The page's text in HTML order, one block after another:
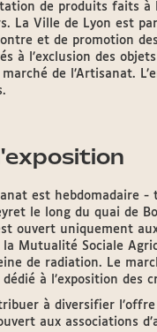
de produits faits
La Ville de Lyon est
et de promotion
à l’exclusion des
de l’Artisanat.
est hebdomadaire
le long du quai de
ouvert uniquement
Mutualité Sociale
de radiation. Le
à l’exposition des
à diversifier
aux associations